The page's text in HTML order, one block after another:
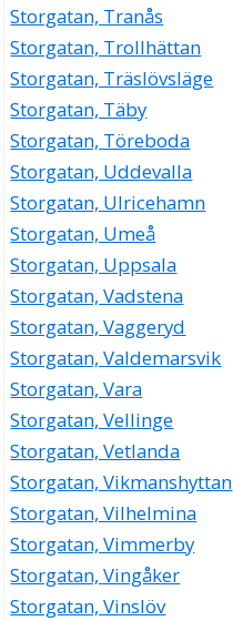
Storgatan, Tranås
Storgatan, Trollhättan
Storgatan, Träslövsläge
Storgatan, Täby
Storgatan, Töreboda
Storgatan, Uddevalla
Storgatan, Ulricehamn
Storgatan, Umeå
Storgatan, Uppsala
Storgatan, Vadstena
Storgatan, Vaggeryd
Storgatan, Valdemarsvik
Storgatan, Vara
Storgatan, Vellinge
Storgatan, Vetlanda
Storgatan, Vikmanshyttan
Storgatan, Vilhelmina
Storgatan, Vimmerby
Storgatan, Vingåker
Storgatan, Vinslöv